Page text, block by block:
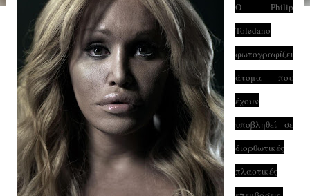
Ο Philip
Toledano
φωτογραφίζει
άτομα που
έχουν
υποβληθεί σε
διορθωτικές
πλαστικές